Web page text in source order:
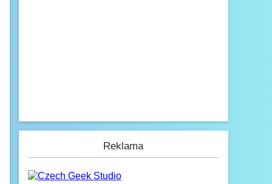
Reklama